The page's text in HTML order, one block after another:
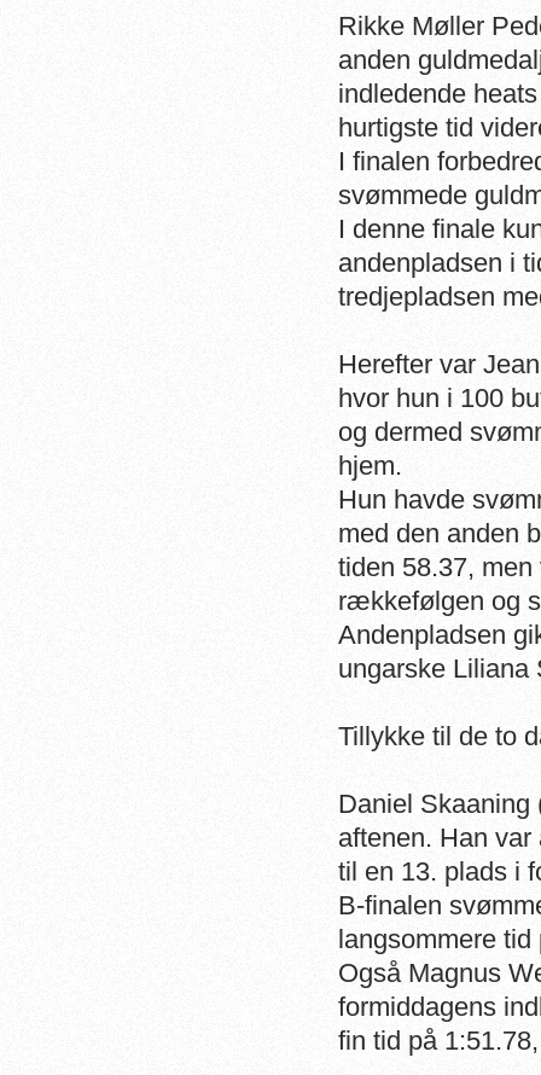
Rikke Møller
anden
indledende
hurtigste tid
I finalen
svømmede
I denne finale
andenpladsen i
tredjepladsen
Herefter var
hvor hun i 100
og dermed
hjem.
Hun havde
med den anden
tiden 58.37,
rækkefølgen og
Andenpladsen
ungarske Liliana
Tillykke til de to
Daniel Skaaning
aftenen. Han
til en 13. plads i
B-finalen
langsommere tid
Også Magnus
formiddagens
fin tid på